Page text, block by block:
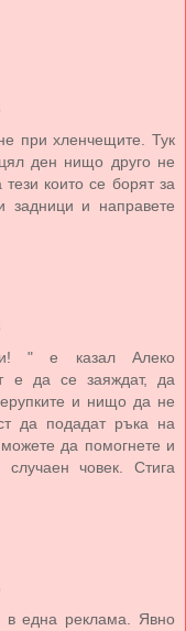
при хленчещите. Тук
ден нищо друго не
които се борят за
задници и направете
" е казал Алеко
е да се заяждат, да
и нищо да не
да подадат ръка на
да помогнете и
човек. Стига
в една реклама. Явно